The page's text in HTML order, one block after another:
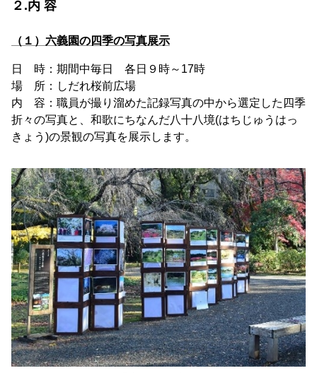
２.内 容
（１）六義園の四季の写真展示
日 時：期間中毎日 各日９時～17時
場 所：しだれ桜前広場
内 容：職員が撮り溜めた記録写真の中から選定した四季
折々の写真と、和歌にちなんだ八十八境(はちじゅうはっ
きょう)の景観の写真を展示します。